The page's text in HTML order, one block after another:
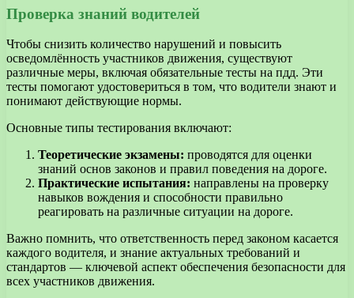
Проверка знаний водителей
Чтобы снизить количество нарушений и повысить
осведомлённость участников движения, существуют
различные меры, включая обязательные тесты на пдд. Эти
тесты помогают удостовериться в том, что водители знают и
понимают действующие нормы.
Основные типы тестирования включают:
Теоретические экзамены: проводятся для оценки
знаний основ законов и правил поведения на дороге.
Практические испытания: направлены на проверку
навыков вождения и способности правильно
реагировать на различные ситуации на дороге.
Важно помнить, что ответственность перед законом касается
каждого водителя, и знание актуальных требований и
стандартов — ключевой аспект обеспечения безопасности для
всех участников движения.